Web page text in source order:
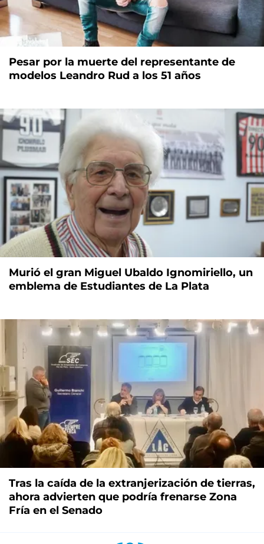
Pesar por la muerte del representante de
modelos Leandro Rud a los 51 años
Murió el gran Miguel Ubaldo Ignomiriello, un
emblema de Estudiantes de La Plata
Tras la caída de la extranjerización de tierras,
ahora advierten que podría frenarse Zona
Fría en el Senado